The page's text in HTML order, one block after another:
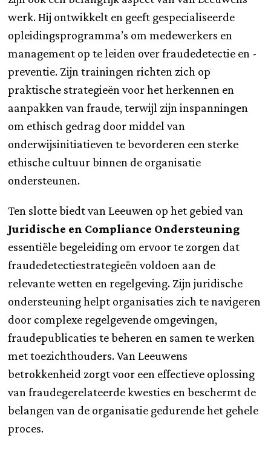
werk. Hij ontwikkelt en geeft gespecialiseerde
opleidingsprogramma’s om medewerkers en
management op te leiden over fraudedetectie en -
preventie. Zijn trainingen richten zich op
praktische strategieën voor het herkennen en
aanpakken van fraude, terwijl zijn inspanningen
om ethisch gedrag door middel van
onderwijsinitiatieven te bevorderen een sterke
ethische cultuur binnen de organisatie
ondersteunen.
Ten slotte biedt van Leeuwen op het gebied van
Juridische en Compliance Ondersteuning
essentiële begeleiding om ervoor te zorgen dat
fraudedetectiestrategieën voldoen aan de
relevante wetten en regelgeving. Zijn juridische
ondersteuning helpt organisaties zich te navigeren
door complexe regelgevende omgevingen,
fraudepublicaties te beheren en samen te werken
met toezichthouders. Van Leeuwens
betrokkenheid zorgt voor een effectieve oplossing
van fraudegerelateerde kwesties en beschermt de
belangen van de organisatie gedurende het gehele
proces.